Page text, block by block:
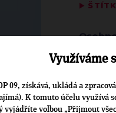
▶
Využíváme
09, získává, ukládá a
K tomuto účelu využívá
vyjádříte volbou „Přijmout